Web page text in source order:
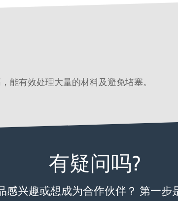
能有效处理大量的材料及避免堵塞。
有疑问吗?
感兴趣或想成为合作伙伴？ 第一